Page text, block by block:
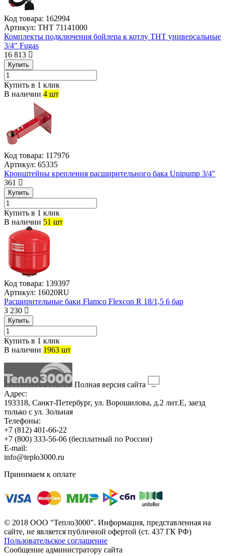
Код товара: 162994
Артикул: THT 71141000
Комплекты подключения бойлера к котлу THT универсальные
3/4″ Fugas
16 813
Купить
Купить в 1 клик
В наличии 4 шт
Код товара: 117976
Артикул: 65335
Кронштейны крепления расширительного бака Unipump 3/4″
361
Купить
Купить в 1 клик
В наличии 51 шт
Код товара: 139397
Артикул: 16020RU
Расширительные баки Flamco Flexcon R 18/1,5 6 бар
3 230
Купить
Купить в 1 клик
В наличии 1963 шт
Полная версия сайта
Адрес:
193318, Санкт-Петербург, ул. Ворошилова, д.2 лит.Е, заезд
только с ул. Зольная
Телефоны:
+7 (812) 401-66-22
+7 (800) 333-56-06 (бесплатный по России)
E-mail:
info@teplo3000.ru
Принимаем к оплате
© 2018 ООО "Тепло3000". Информация, представленная на
сайте, не является публичной офертой (ст. 437 ГК РФ)
Пользовательское соглашение
Сообщение администратору сайта